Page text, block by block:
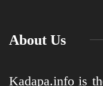
About Us
Kadapa.info is